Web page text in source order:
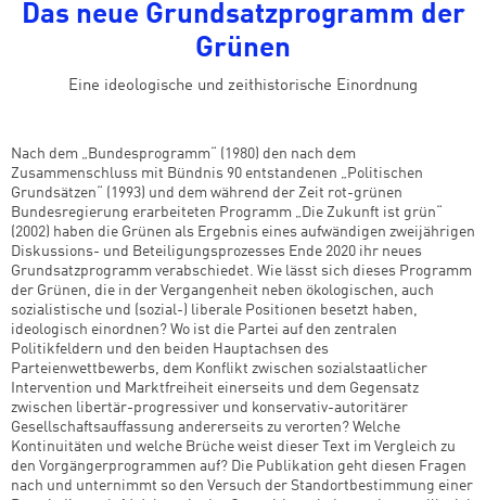
Das neue Grundsatzprogramm der
Grünen
Eine ideologische und zeithistorische Einordnung
Nach dem „Bundesprogramm“ (1980) den nach dem
Zusammenschluss mit Bündnis 90 entstandenen „Politischen
Grundsätzen“ (1993) und dem während der Zeit rot-grünen
Bundesregierung erarbeiteten Programm „Die Zukunft ist grün“
(2002) haben die Grünen als Ergebnis eines aufwändigen zweijährigen
Diskussions- und Beteiligungsprozesses Ende 2020 ihr neues
Grundsatzprogramm verabschiedet. Wie lässt sich dieses Programm
der Grünen, die in der Vergangenheit neben ökologischen, auch
sozialistische und (sozial-) liberale Positionen besetzt haben,
ideologisch einordnen? Wo ist die Partei auf den zentralen
Politikfeldern und den beiden Hauptachsen des
Parteienwettbewerbs, dem Konflikt zwischen sozialstaatlicher
Intervention und Marktfreiheit einerseits und dem Gegensatz
zwischen libertär-progressiver und konservativ-autoritärer
Gesellschaftsauffassung andererseits zu verorten? Welche
Kontinuitäten und welche Brüche weist dieser Text im Vergleich zu
den Vorgängerprogrammen auf? Die Publikation geht diesen Fragen
nach und unternimmt so den Versuch der Standortbestimmung einer